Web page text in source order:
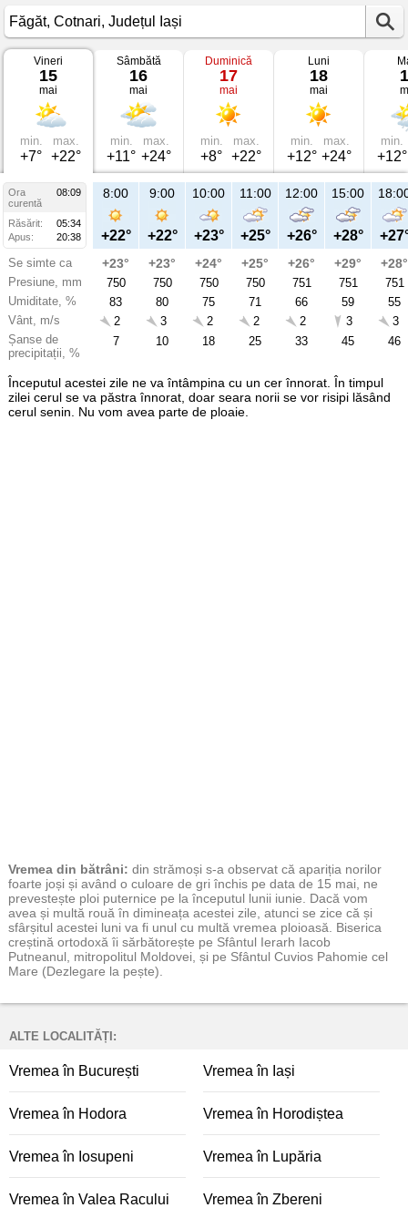
Vremea
Făgăt
mai
2026
Cotnari,
Județul
Vineri
15
mai
min.
+7°
max.
+22°
Sâmbătă
16
mai
min.
+11°
max.
+24°
Duminică
17
mai
min.
+8°
max.
+22°
Luni
18
mai
min.
+12°
max.
+24°
min.
+12°
Ora
08:09
curentă
Răsărit:
05:34
Apus:
20:38
Se simte ca
Presiune, mm
Umiditate, %
Vânt, m/s
Șanse de
precipitații, %
8:00
+22°
+23°
750
83
2
7
9:00
+22°
+23°
750
80
3
10
10:00
+23°
+24°
750
75
2
18
11:00
+25°
+25°
750
71
2
25
12:00
+26°
+26°
751
66
2
33
15:00
+28°
+29°
751
59
3
45
+28°
751
55
3
46
Începutul acestei zile ne va întâmpina cu un cer înnorat. În timpul
zilei cerul se va păstra înnorat, doar seara norii se vor risipi lăsând
cerul senin. Nu vom avea parte de ploaie.
Vremea din bătrâni: din strămoși s-a observat că apariția norilor
foarte joși și având o culoare de gri închis pe data de 15 mai, ne
prevestește ploi puternice pe la începutul lunii iunie. Dacă vom
avea și multă rouă în dimineața acestei zile, atunci se zice că și
sfârșitul acestei luni va fi unul cu multă vremea ploioasă. Biserica
creștină ortodoxă îi sărbătorește pe Sfântul Ierarh Iacob
Putneanul, mitropolitul Moldovei, și pe Sfântul Cuvios Pahomie cel
Mare (Dezlegare la pește).
ALTE LOCALITĂȚI:
Vremea în București Vremea în Iași
Vremea în Hodora Vremea în Horodiștea
Vremea în Iosupeni Vremea în Lupăria
Vremea în Valea Racului Vremea în Zbereni